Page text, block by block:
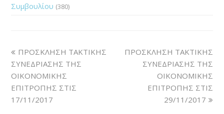
Συμβουλίου (380)
ΠΡΟΣΚΛΗΣΗ ΤΑΚΤΙΚΗΣ
ΣΥΝΕΔΡΙΑΣΗΣ ΤΗΣ
ΟΙΚΟΝΟΜΙΚΗΣ
ΕΠΙΤΡΟΠΗΣ ΣΤΙΣ
17/11/2017
ΠΡΟΣΚΛΗΣΗ ΤΑΚΤΙΚΗΣ
ΣΥΝΕΔΡΙΑΣΗΣ ΤΗΣ
ΟΙΚΟΝΟΜΙΚΗΣ
ΕΠΙΤΡΟΠΗΣ ΣΤΙΣ
29/11/2017